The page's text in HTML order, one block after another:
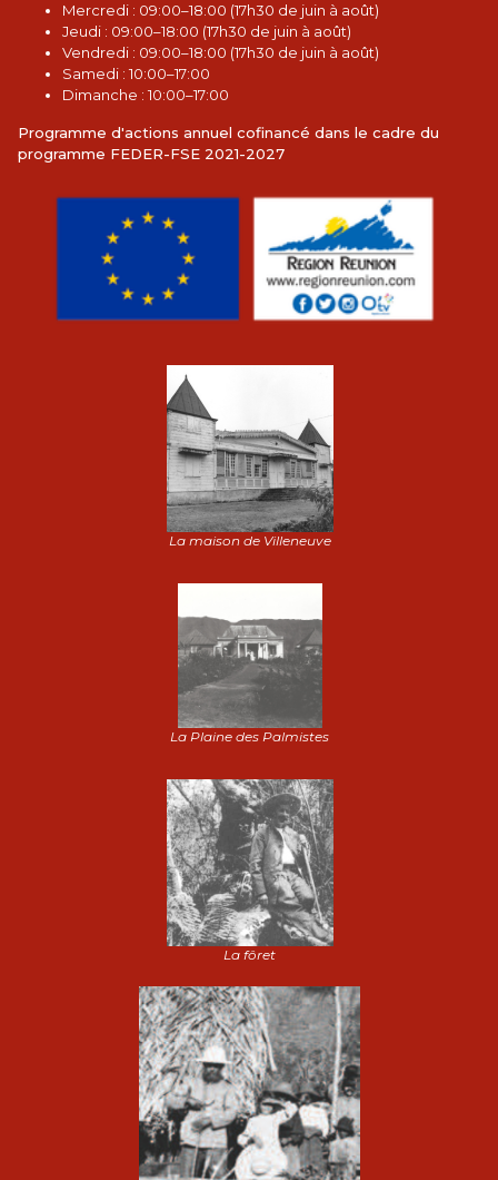
Mercredi : 09:00–18:00 (17h30 de juin à août)
Jeudi : 09:00–18:00 (17h30 de juin à août)
Vendredi : 09:00–18:00 (17h30 de juin à août)
Samedi : 10:00–17:00
Dimanche : 10:00–17:00
Programme d'actions annuel cofinancé dans le cadre du
programme FEDER-FSE 2021-2027
La maison de Villeneuve
La Plaine des Palmistes
La fôret